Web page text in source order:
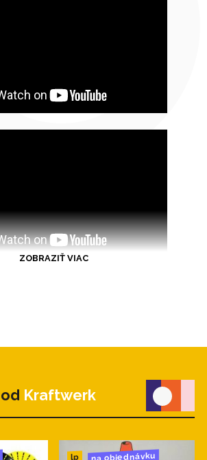
ZOBRAZIŤ VIAC
Kraftwerk
lp